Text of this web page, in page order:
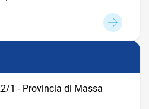
1 - Provincia di Massa